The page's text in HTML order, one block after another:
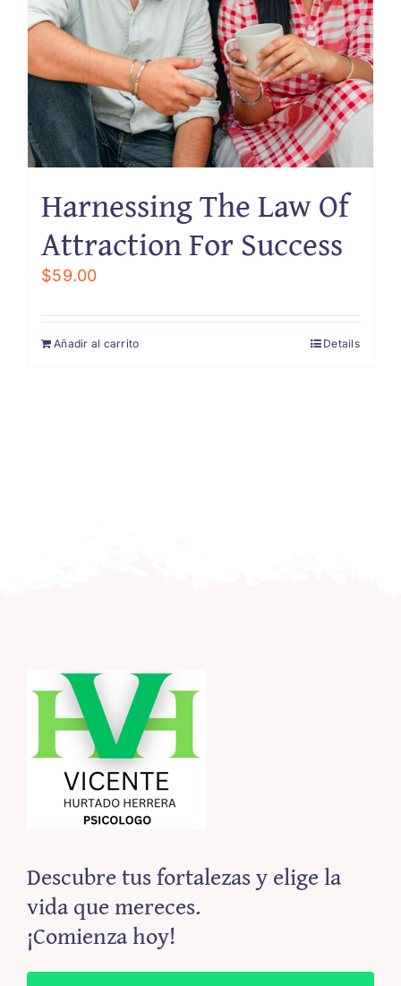
Harnessing The Law Of
Attraction For Success
$59.00
Añadir al carrito Details
Descubre tus fortalezas y elige la
vida que mereces.
¡Comienza hoy!